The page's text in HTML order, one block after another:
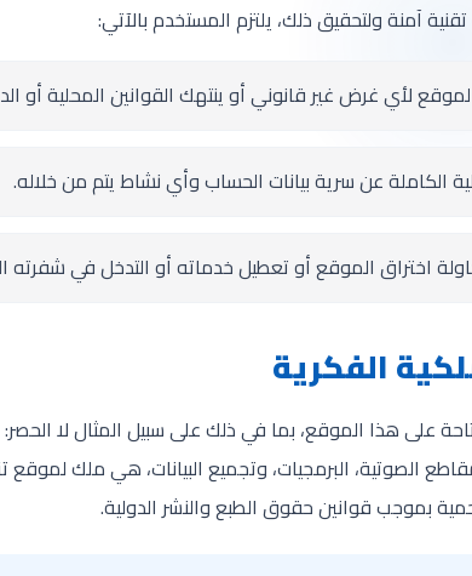
آمنة ولتحقيق ذلك، يلتزم المستخدم بالآتي:
لأي غرض غير قانوني أو ينتهك القوانين المحلية أو
الكاملة عن سرية بيانات الحساب وأي نشاط يتم من خلاله.
اختراق الموقع أو تعطيل خدماته أو التدخل في شفرته
الفكرية
على هذا الموقع، بما في ذلك على سبيل المثال لا
الصوتية، البرمجيات، وتجميع البيانات، هي ملك
بموجب قوانين حقوق الطبع والنشر الدولية.